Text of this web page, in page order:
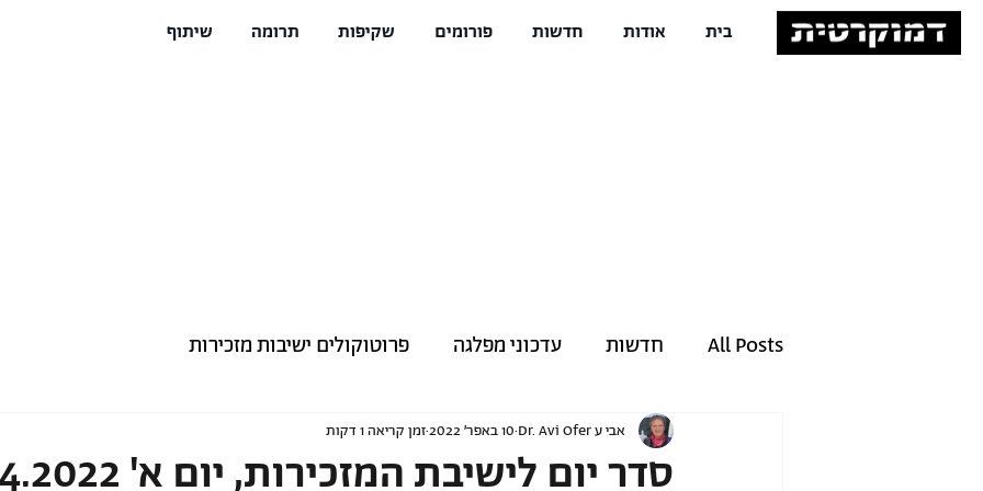
בית אודות חדשות פורומים שקיפות תרומה שיתוף
All Posts חדשות עדכוני מפלגה פרוטוקולים ישיבות מזכירות
סדר יום לישיבת המזכירות, יום א' 10.4.2022
אבי ע Dr. Avi Ofer 10 באפר׳ 2022 זמן קריאה 1 דקות